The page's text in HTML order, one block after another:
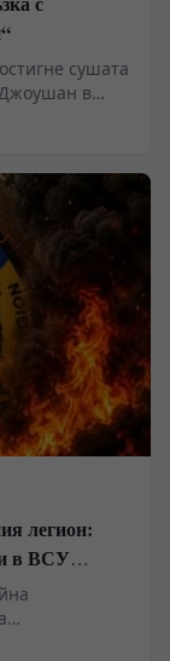
сушата
в
Фудзиен,
легион:
в ВСУ